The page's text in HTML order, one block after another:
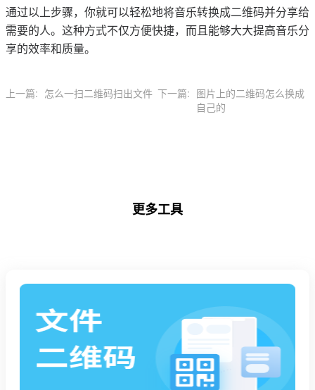
通过以上步骤，你就可以轻松地将音乐转换成二维码并分享给
需要的人。这种方式不仅方便快捷，而且能够大大提高音乐分
享的效率和质量。
上一篇: 怎么一扫二维码扫出文件 下一篇: 图片上的二维码怎么换成
自己的
更多工具